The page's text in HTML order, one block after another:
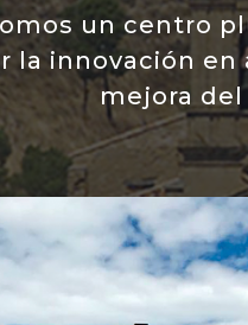
un centro
la innovación en
mejora